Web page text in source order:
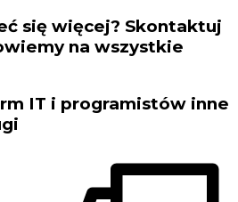
się więcej? Skontaktuj
na wszystkie
IT i programistów inne